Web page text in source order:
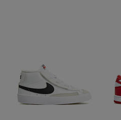
специальная
предотвращает
покажется, что
искусственно